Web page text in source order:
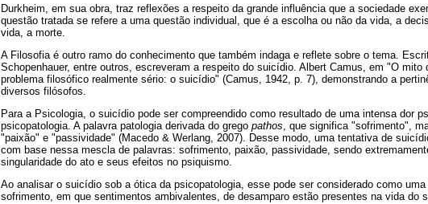
Durkheim, em sua obra, traz reflexões a respeito da grande influência que a sociedade
questão tratada se refere a uma questão individual, que é a escolha ou não da vida, a
vida, a morte.
A Filosofia é outro ramo do conhecimento que também indaga e reflete sobre o tema.
Schopenhauer, entre outros, escreveram a respeito do suicídio. Albert Camus, em "O
problema filosófico realmente sério: o suicídio" (Camus, 1942, p. 7), demonstrando a
diversos filósofos.
Para a Psicologia, o suicídio pode ser compreendido como resultado de uma intensa dor
psicopatologia. A palavra patologia derivada do grego pathos , que significa "sofrimento",
"paixão" e "passividade" (Macedo & Werlang, 2007). Desse modo, uma tentativa de
com base nessa mescla de palavras: sofrimento, paixão, passividade, sendo
singularidade do ato e seus efeitos no psiquismo.
Ao analisar o suicídio sob a ótica da psicopatologia, esse pode ser considerado como
sofrimento, em que sentimentos ambivalentes, de desamparo estão presentes na vida do